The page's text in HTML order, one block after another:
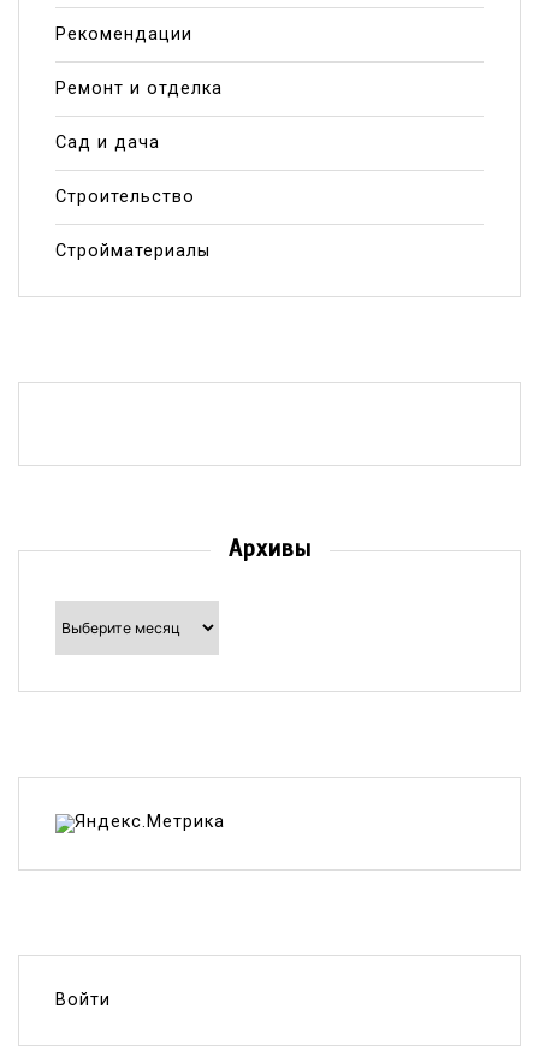
Рекомендации
Ремонт и отделка
Сад и дача
Строительство
Стройматериалы
Архивы
Архивы
Войти